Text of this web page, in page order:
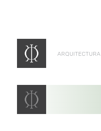
ARQUITECTURA